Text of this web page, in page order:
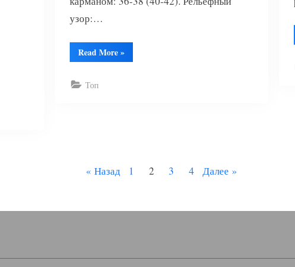
узор:…
Read More“Топ
с
»
Топ
Назад 1 2 3 4 Далее